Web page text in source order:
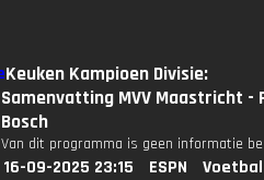
Keuken Kampioen Divisie:
Samenvatting MVV Maastricht -
Bosch
Van dit programma is geen informatie
16-09-2025 23:15 ESPN